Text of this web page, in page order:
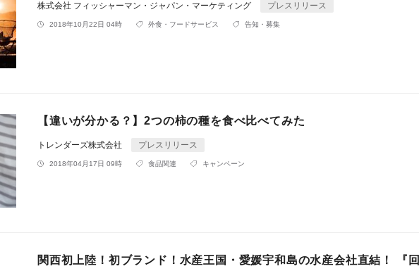
株式会社 フィッシャーマン・ジャパン・マーケティング プレスリリース
2018年10月22日 04時 外食・フードサービス 告知・募集
【違いが分かる？】2つの柿の種を食べ比べてみた
トレンダーズ株式会社 プレスリリース
2018年04月17日 09時 食品関連 キャンペーン
関西初上陸！初ブランド！水産王国・愛媛宇和島の水産会社直結！ 『